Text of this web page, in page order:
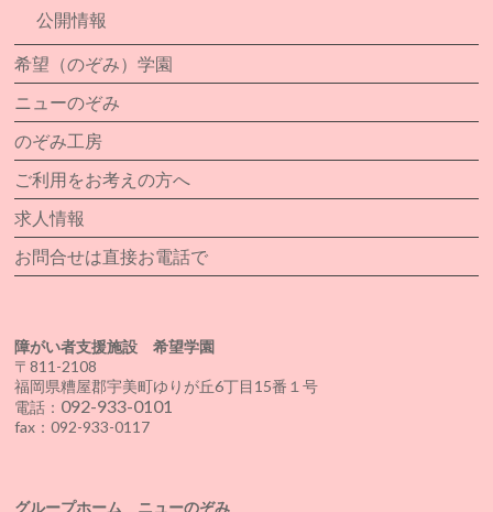
公開情報
希望（のぞみ）学園
ニューのぞみ
のぞみ工房
ご利用をお考えの方へ
求人情報
お問合せは直接お電話で
障がい者支援施設 希望学園
〒811-2108
福岡県糟屋郡宇美町ゆりが丘6丁目15番１号
電話： 092-933-0101
fax：092-933-0117
グループホーム ニューのぞみ